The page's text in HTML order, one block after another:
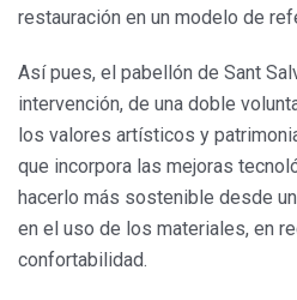
restauración en un modelo de
Así pues, el pabellón de Sant
intervención, de una doble
los valores artísticos y
que incorpora las mejoras
hacerlo más sostenible desde
en el uso de los materiales, en
confortabilidad.